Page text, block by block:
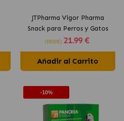
JTPharma Vigor Pharma
Snack para Perros y Gatos
Estimulante del Apetito
(DESDE) 21.99 €
Añadir al Carrito
-10%